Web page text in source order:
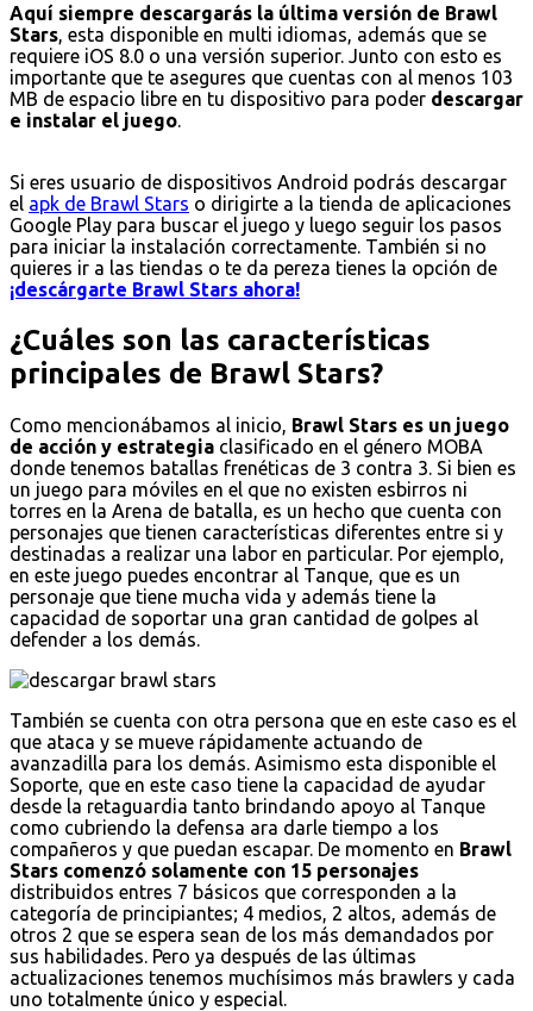
Aquí siempre descargarás la última versión de Brawl
Stars, esta disponible en multi idiomas, además que se
requiere iOS 8.0 o una versión superior. Junto con esto es
importante que te asegures que cuentas con al menos 103
MB de espacio libre en tu dispositivo para poder descargar
e instalar el juego.
Si eres usuario de dispositivos Android podrás descargar
el apk de Brawl Stars o dirigirte a la tienda de aplicaciones
Google Play para buscar el juego y luego seguir los pasos
para iniciar la instalación correctamente. También si no
quieres ir a las tiendas o te da pereza tienes la opción de
¡descárgarte Brawl Stars ahora!
¿Cuáles son las características
principales de Brawl Stars?
Como mencionábamos al inicio, Brawl Stars es un juego
de acción y estrategia clasificado en el género MOBA
donde tenemos batallas frenéticas de 3 contra 3. Si bien es
un juego para móviles en el que no existen esbirros ni
torres en la Arena de batalla, es un hecho que cuenta con
personajes que tienen características diferentes entre si y
destinadas a realizar una labor en particular. Por ejemplo,
en este juego puedes encontrar al Tanque, que es un
personaje que tiene mucha vida y además tiene la
capacidad de soportar una gran cantidad de golpes al
defender a los demás.
También se cuenta con otra persona que en este caso es el
que ataca y se mueve rápidamente actuando de
avanzadilla para los demás. Asimismo esta disponible el
Soporte, que en este caso tiene la capacidad de ayudar
desde la retaguardia tanto brindando apoyo al Tanque
como cubriendo la defensa ara darle tiempo a los
compañeros y que puedan escapar. De momento en Brawl
Stars comenzó solamente con 15 personajes
distribuidos entres 7 básicos que corresponden a la
categoría de principiantes; 4 medios, 2 altos, además de
otros 2 que se espera sean de los más demandados por
sus habilidades. Pero ya después de las últimas
actualizaciones tenemos muchísimos más brawlers y cada
uno totalmente único y especial.